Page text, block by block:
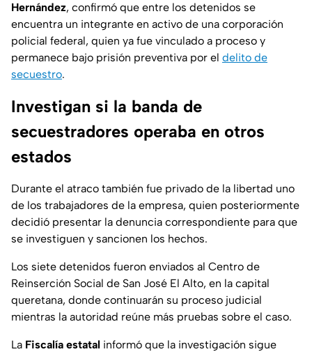
Hernández, confirmó que entre los detenidos se
encuentra un integrante en activo de una corporación
policial federal, quien ya fue vinculado a proceso y
permanece bajo prisión preventiva por el delito de
secuestro.
Investigan si la banda de
secuestradores operaba en otros
estados
Durante el atraco también fue privado de la libertad uno
de los trabajadores de la empresa, quien posteriormente
decidió presentar la denuncia correspondiente para que
se investiguen y sancionen los hechos.
Los siete detenidos fueron enviados al Centro de
Reinserción Social de San José El Alto, en la capital
queretana, donde continuarán su proceso judicial
mientras la autoridad reúne más pruebas sobre el caso.
La Fiscalía estatal informó que la investigación sigue